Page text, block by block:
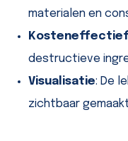
materialen en
Kosteneffectief
destructieve
Visualisatie: De
zichtbaar